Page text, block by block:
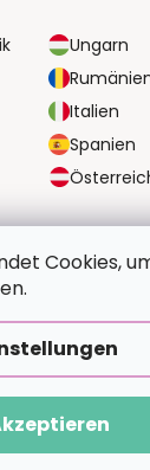
Cookies,
Ungarn
Italien
Spanien
Premium|Upravilo
. Alle